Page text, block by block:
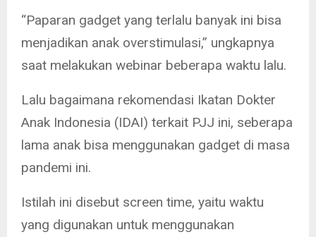
“Paparan gadget yang terlalu banyak ini bisa
menjadikan anak overstimulasi,” ungkapnya
saat melakukan webinar beberapa waktu lalu.
Lalu bagaimana rekomendasi Ikatan Dokter
Anak Indonesia (IDAI) terkait PJJ ini, seberapa
lama anak bisa menggunakan gadget di masa
pandemi ini.
Istilah ini disebut screen time, yaitu waktu
yang digunakan untuk menggunakan